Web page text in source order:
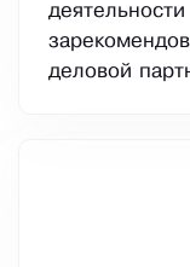
деловой